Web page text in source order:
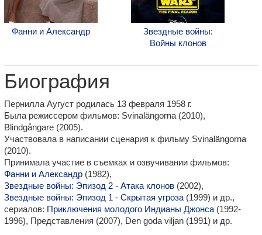
Фанни и Александр
Звездные войны:
Войны клонов
Биография
Пернилла Аугуст родилась 13 февраля 1958 г.
Была режиссером фильмов: Svinalängorna (2010),
Blindgångare (2005).
Участвовала в написании сценария к фильму Svinalängorna
(2010).
Принимала участие в съемках и озвучивании фильмов:
Фанни и Александр (1982),
Звездные войны: Эпизод 2 - Атака клонов (2002),
Звездные войны: Эпизод 1 - Скрытая угроза (1999) и др.,
сериалов: Приключения молодого Индианы Джонса (1992-
1996), Представления (2007), Den goda viljan (1991) и др.